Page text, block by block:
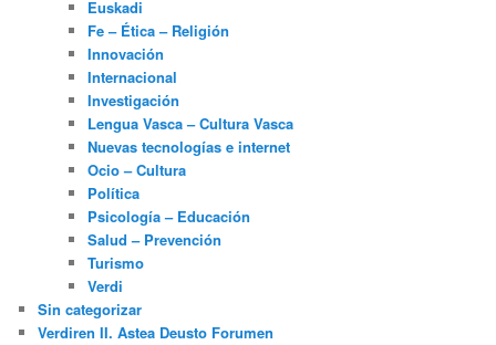
Euskadi
Fe – Ética – Religión
Innovación
Internacional
Investigación
Lengua Vasca – Cultura Vasca
Nuevas tecnologías e internet
Ocio – Cultura
Política
Psicología – Educación
Salud – Prevención
Turismo
Verdi
Sin categorizar
Verdiren II. Astea Deusto Forumen